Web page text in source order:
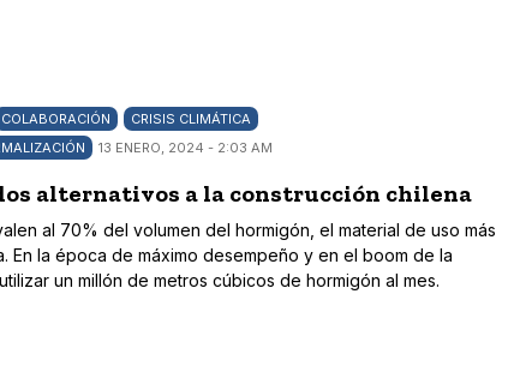
COLABORACIÓN
CRISIS CLIMÁTICA
13 ENERO, 2024 - 2:03 AM
alternativos a la construcción chilena
al 70% del volumen del hormigón, el material de uso más
En la época de máximo desempeño y en el boom de la
un millón de metros cúbicos de hormigón al mes.